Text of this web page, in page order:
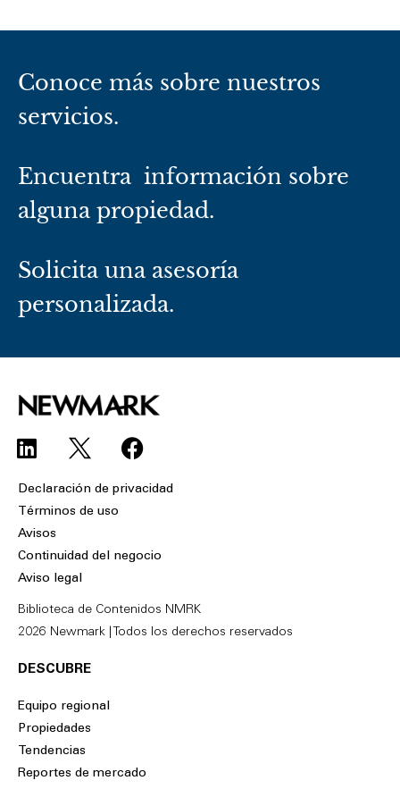
Conoce más sobre nuestros
servicios.
Encuentra información sobre
alguna propiedad.
Solicita una asesoría
personalizada.
L
i
n
k
e
d
i
F
a
c
o
Declaración de privacidad
Términos de uso
Avisos
Continuidad del negocio
Aviso legal
Biblioteca de Contenidos NMRK
2026 Newmark | Todos los derechos reservados
DESCUBRE
Equipo regional
Propiedades
Tendencias
Reportes de mercado